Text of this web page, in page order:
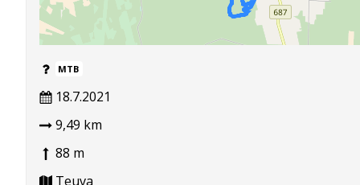
MTB
18.7.2021
9,49 km
88 m
Teuva